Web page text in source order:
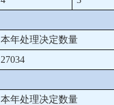
本年处理决定数量
27034
本年处理决定数量